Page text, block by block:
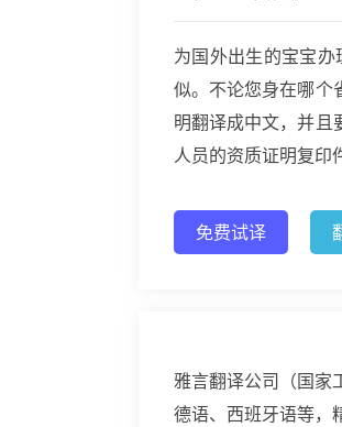
为国外出生的宝宝
似。不论您身在哪个
明翻译成中文，并且
人员的资质证明复印
免费试译
雅言翻译公司（国家
德语、西班牙语等，